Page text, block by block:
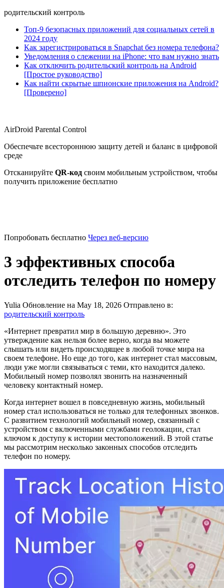
родительский контроль
Топ-9 безопасных приложений для социальных сетей в
2024 году
Как зарегистрироваться в Snapchat без номера телефона?
Уведомления о слежении на iPhone: что вам нужно знать
Как отключить родительский контроль на Android
[Простое руководство]
Как найти скрытые шпионские приложения на Android?
[Проверено]
AirDroid Parental Control
Обеспечьте всестороннюю защиту детей и баланс в цифровой
среде
Отсканируйте QR-код своим мобильным устройством, чтобы
получить приложение бесплатно
Попробовать бесплатно Через веб-версию
3 эффективных способа
отследить телефон по номеру
Yulia Обновление на May 18, 2026 Отправлено в:
родительский контроль
«Интернет превратил мир в большую деревню». Это
утверждение как нельзя более верно, когда вы можете
слышать или видеть происходящее в любой точке мира на
своем телефоне. Но еще до того, как интернет стал массовым,
люди уже могли связываться с теми, кто находится далеко.
Мобильный номер позволял звонить на назначенный
человеку контактный номер.
Когда интернет вошел в повседневную жизнь, мобильный
номер стал использоваться не только для телефонных звонков.
С развитием технологий мобильный номер, связанный с
устройством с включенными службами геолокации, стал
ключом к доступу к истории местоположений. В этой статье
мы рассмотрим несколько законных способов отследить
телефон по номеру.